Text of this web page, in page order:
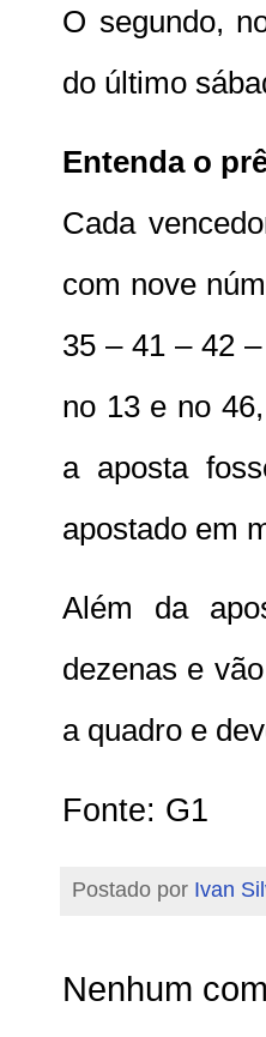
O segundo,
do último
Entenda o
Cada
com nove
35 – 41 – 42
no 13 e no
a aposta
apostado em
Além da
dezenas e
a quadro e
Fonte: G1
Postado por Ivan
Nenhum